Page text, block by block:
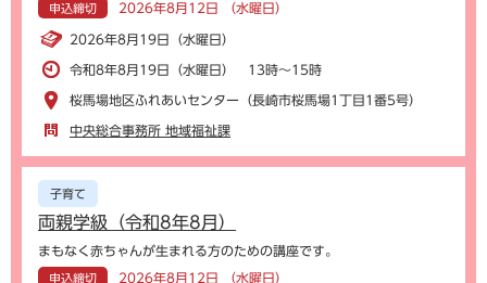
申込締切 2026年8月12日 （水曜日）
2026年8月19日（水曜日）
令和8年8月19日（水曜日） 13時～15時
桜馬場地区ふれあいセンター（長崎市桜馬場1丁目1番5号）
中央総合事務所 地域福祉課
子育て
両親学級（令和8年8月）
まもなく赤ちゃんが生まれる方のための講座です。
申込締切 2026年8月12日 （水曜日）